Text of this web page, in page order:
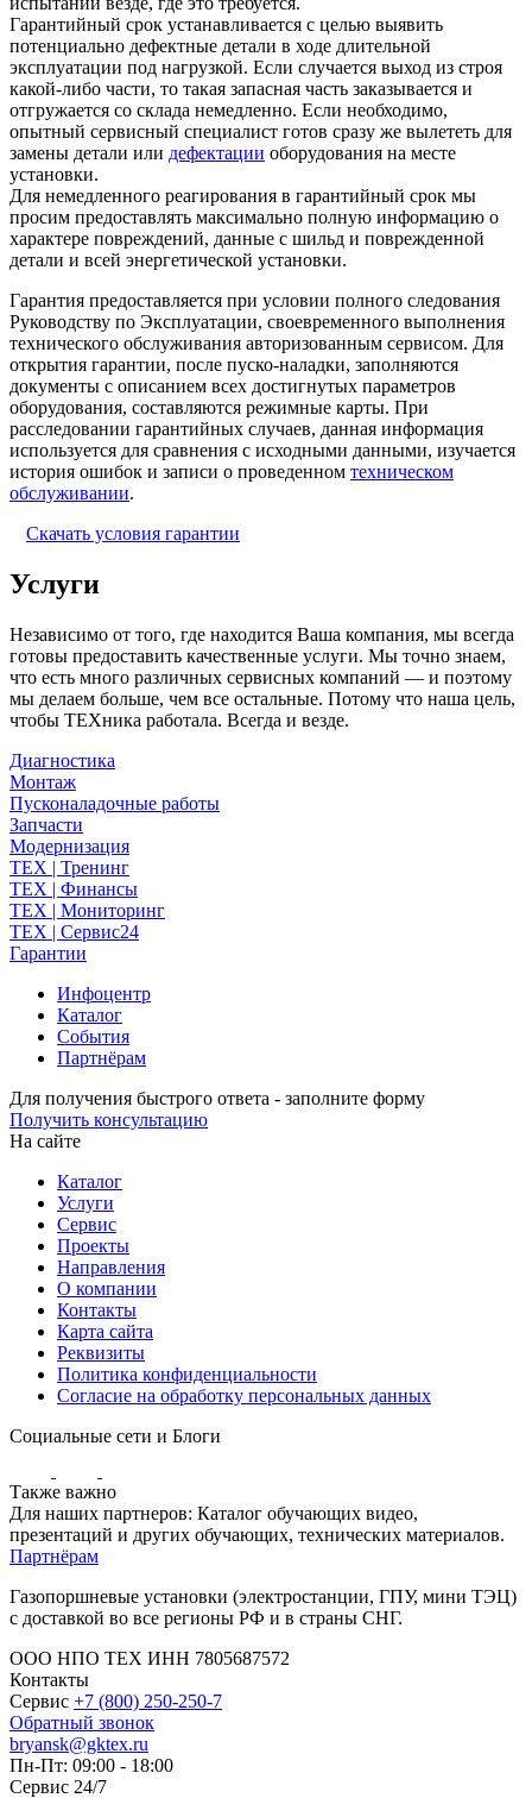
Гарантийный срок устанавливается с целью выявить
потенциально дефектные детали в ходе длительной
эксплуатации под нагрузкой. Если случается выход из строя
какой-либо части, то такая запасная часть заказывается и
отгружается со склада немедленно. Если необходимо,
опытный сервисный специалист готов сразу же вылететь для
замены детали или дефектации оборудования на месте
установки.
Для немедленного реагирования в гарантийный срок мы
просим предоставлять максимально полную информацию о
характере повреждений, данные с шильд и поврежденной
детали и всей энергетической установки.
Гарантия предоставляется при условии полного следования
Руководству по Эксплуатации, своевременного выполнения
технического обслуживания авторизованным сервисом. Для
открытия гарантии, после пуско-наладки, заполняются
документы с описанием всех достигнутых параметров
оборудования, составляются режимные карты. При
расследовании гарантийных случаев, данная информация
используется для сравнения с исходными данными, изучается
история ошибок и записи о проведенном техническом
обслуживании.
Скачать условия гарантии
Услуги
Независимо от того, где находится Ваша компания, мы всегда
готовы предоставить качественные услуги. Мы точно знаем,
что есть много различных сервисных компаний — и поэтому
мы делаем больше, чем все остальные. Потому что наша цель,
чтобы ТЕХника работала. Всегда и везде.
Диагностика
Монтаж
Пусконаладочные работы
Запчасти
Модернизация
TEX | Тренинг
TEX | Финансы
TEX | Мониторинг
TEX | Сервис24
Гарантии
Инфоцентр
Каталог
События
Партнёрам
Для получения быстрого ответа - заполните форму
Получить консультацию
На сайте
Каталог
Услуги
Сервис
Проекты
Направления
О компании
Контакты
Карта сайта
Реквизиты
Политика конфиденциальности
Согласие на обработку персональных данных
Социальные сети и Блоги
Также важно
Для наших партнеров: Каталог обучающих видео,
презентаций и других обучающих, технических материалов.
Партнёрам
Газопоршневые установки (электростанции, ГПУ, мини ТЭЦ)
с доставкой во все регионы РФ и в страны СНГ.
ООО НПО ТЕХ ИНН 7805687572
Контакты
Сервис +7 (800) 250-250-7
Обратный звонок
bryansk@gktex.ru
Пн-Пт: 09:00 - 18:00
Сервис 24/7